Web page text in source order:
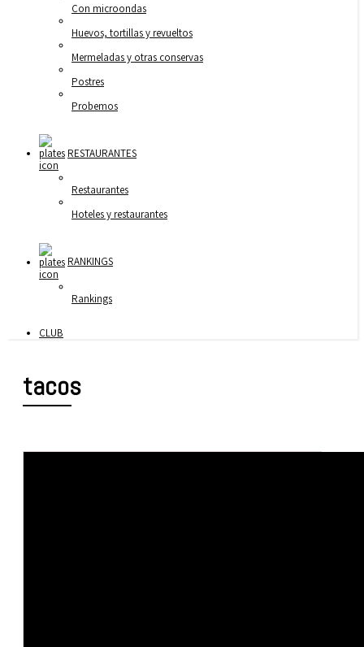
Con microondas
Huevos, tortillas y revueltos
Mermeladas y otras conservas
Postres
Probemos
RESTAURANTES
Restaurantes
Hoteles y restaurantes
RANKINGS
Rankings
CLUB
tacos